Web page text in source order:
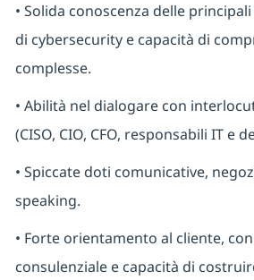
• Solida conoscenza delle
di cybersecurity e capacità di
complesse.
• Abilità nel dialogare con
(CISO, CIO, CFO, responsabili IT e
• Spiccate doti comunicative,
speaking.
• Forte orientamento al cliente,
consulenziale e capacità di